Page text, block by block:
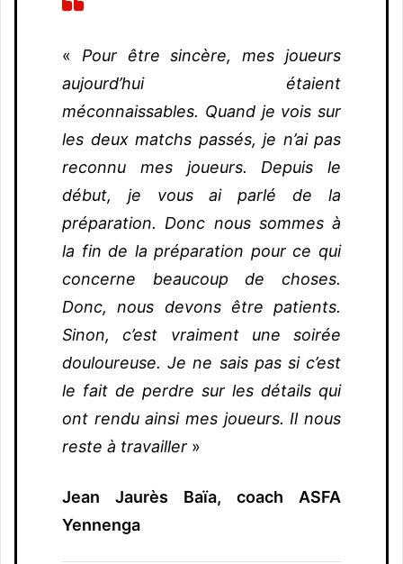
« Pour être sincère, mes joueurs
aujourd’hui étaient
méconnaissables. Quand je vois sur
les deux matchs passés, je n’ai pas
reconnu mes joueurs. Depuis le
début, je vous ai parlé de la
préparation. Donc nous sommes à
la fin de la préparation pour ce qui
concerne beaucoup de choses.
Donc, nous devons être patients.
Sinon, c’est vraiment une soirée
douloureuse. Je ne sais pas si c’est
le fait de perdre sur les détails qui
ont rendu ainsi mes joueurs. Il nous
reste à travailler »
Jean Jaurès Baïa, coach ASFA
Yennenga